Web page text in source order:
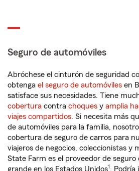
Seguro de automóviles
Abróchese el cinturón de seguridad
obtenga el seguro de automóviles en
satisface sus necesidades. Tiene
cobertura contra choques y amplia
viajes compartidos. Si necesita más
de automóviles para la familia,
cobertura de seguro de carros para
viajeros de negocios, coleccionistas y
State Farm es el proveedor de
grande en los Estados Unidos1. Podría